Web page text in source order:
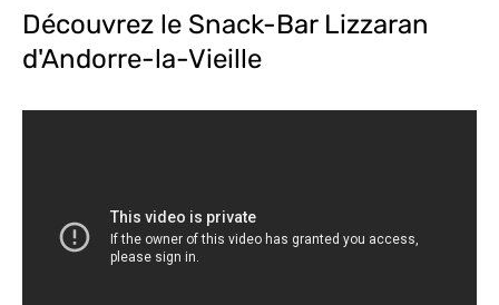
Découvrez le Snack-Bar Lizzaran
d'Andorre-la-Vieille